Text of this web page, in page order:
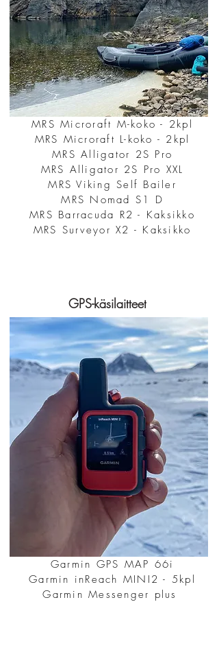
MRS Microraft M-koko - 2kpl
MRS Microraft L-koko - 2kpl
MRS Alligator 2S Pro
MRS Alligator 2S Pro XXL
MRS Viking Self Bailer
MRS Nomad S1 D
MRS Barracuda R2 - Kaksikko
MRS Surveyor X2 - Kaksikko
GPS-käsilaitteet
Garmin GPS MAP 66i
Garmin inReach MINI2 - 5kpl
Garmin Messenger plus